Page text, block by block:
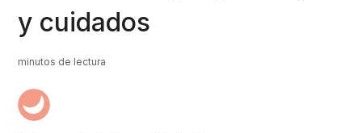
y cuidados
minutos de lectura